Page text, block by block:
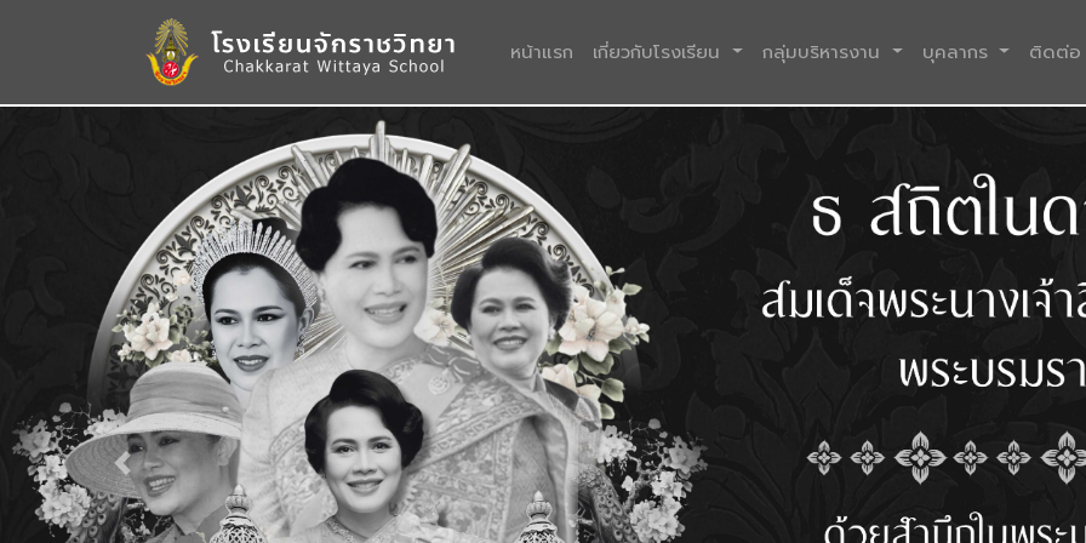
หน้าแรก (current)
เกี่ยวกับโรงเรียน กลุ่มบริหารงาน บุคลากร ติดต่อ
Previous